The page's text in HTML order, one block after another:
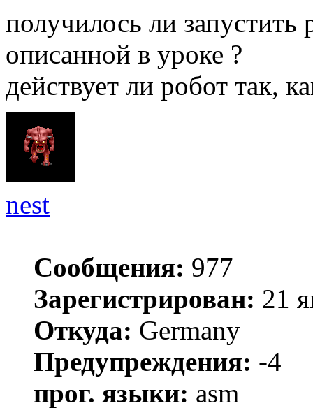
получилось ли
описанной в уроке ?
действует ли робот так,
nest
Сообщения: 977
Зарегистрирован: 21
Откуда: Germany
Предупреждения: -4
прог. языки: asm